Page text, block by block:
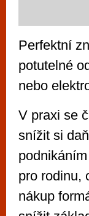
Perfektní
potutelné
nebo
V praxi se
snížit si
pro rodinu,
nákup